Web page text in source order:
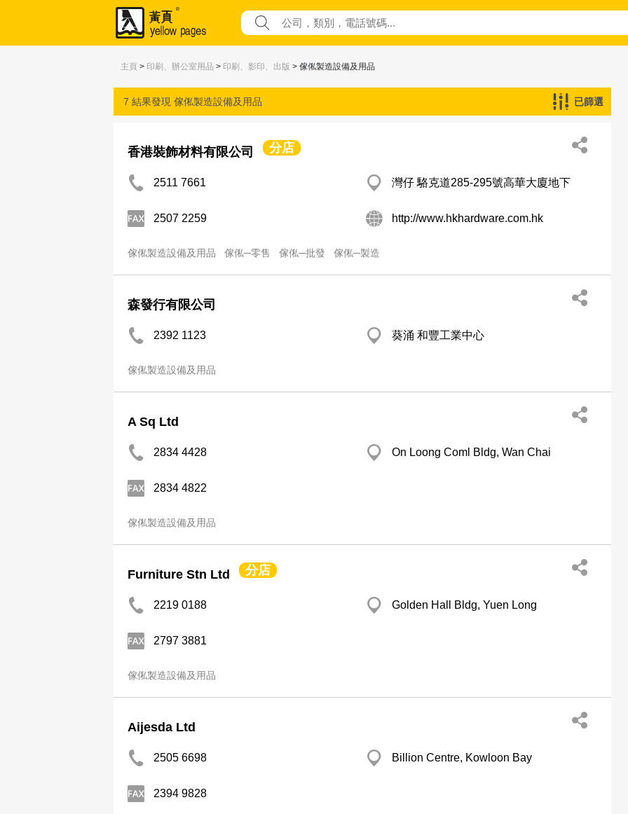
主頁 > 印刷、辦公室用品 > 印刷、影印、出版 > 傢俬製造設備及用品
7 結果發現 傢俬製造設備及用品 已篩選
香港裝飾材料有限公司 分店
2511 7661 灣仔 駱克道285-295號高華大廈地下
2507 2259 http://www.hkhardware.com.hk
傢俬製造設備及用品 傢俬─零售 傢俬─批發 傢俬─製造
森發行有限公司
2392 1123 葵涌 和豐工業中心
傢俬製造設備及用品
A Sq Ltd
2834 4428 On Loong Coml Bldg, Wan Chai
2834 4822
傢俬製造設備及用品
Furniture Stn Ltd 分店
2219 0188 Golden Hall Bldg, Yuen Long
2797 3881
傢俬製造設備及用品
Aijesda Ltd
2505 6698 Billion Centre, Kowloon Bay
2394 9828